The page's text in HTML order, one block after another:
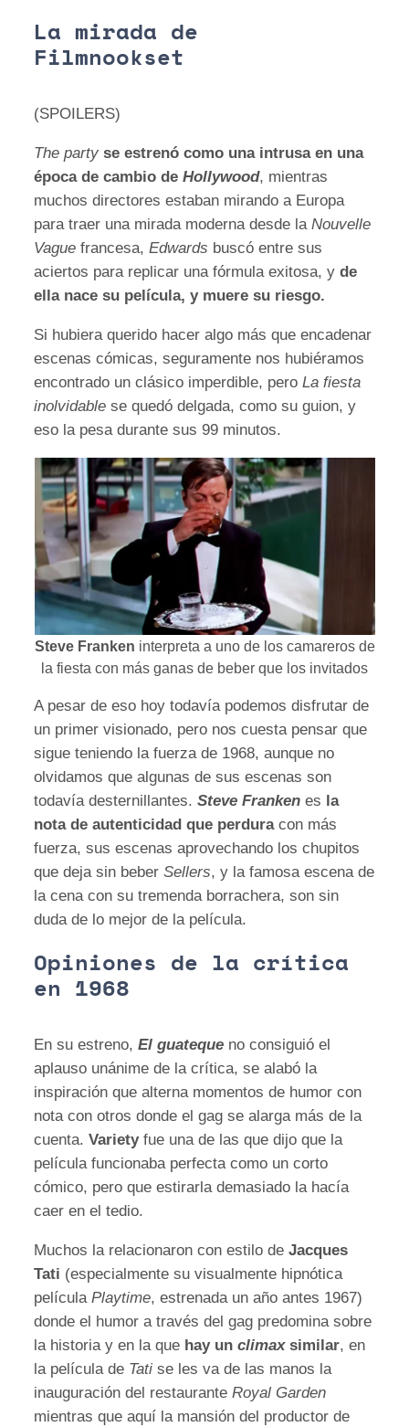
La mirada de
Filmnookset
(SPOILERS)
The party se estrenó como una intrusa en una
época de cambio deHollywood, mientras
muchos directores estaban mirando a Europa
para traer una mirada moderna desde laNouvelle
Vague francesa,Edwards buscó entre sus
aciertos para replicar una fórmula exitosa, yde
ella nace su película, y muere su riesgo.
Si hubiera querido hacer algo más que encadenar
escenas cómicas, seguramente nos hubiéramos
encontrado un clásico imperdible, peroLa fiesta
inolvidable se quedó delgada, como su guion, y
eso la pesa durante sus 99 minutos.
Steve Franken interpreta a uno de los camareros de
la fiesta con más ganas de beber que los invitados
A pesar de eso hoy todavía podemos disfrutar de
un primer visionado, pero nos cuesta pensar que
sigue teniendo la fuerza de 1968, aunque no
olvidamos que algunas de sus escenas son
todavía desternillantes.Steve Franken es la
nota de autenticidad que perduracon más
fuerza, sus escenas aprovechando los chupitos
que deja sin beberSellers, y la famosa escena de
la cena con su tremenda borrachera, son sin
duda de lo mejor de la película.
Opiniones de la crítica
en 1968
En su estreno,El guateque no consiguió el
aplauso unánime de la crítica, se alabó la
inspiración que alterna momentos de humor con
nota con otros donde el gag se alarga más de la
cuenta.Varietyfue una de las que dijo que la
película funcionaba perfecta como un corto
cómico, pero que estirarla demasiado la hacía
caer en el tedio.
Muchos la relacionaron con estilo deJacques
Tati (especialmente su visualmente hipnótica
películaPlaytime, estrenada un año antes 1967)
donde el humor a través del gag predomina sobre
la historia y en la que hay unclimaxsimilar, en
la película de Tatise les va de las manos la
inauguración del restauranteRoyal Garden
mientras que aquí la mansión del productor de